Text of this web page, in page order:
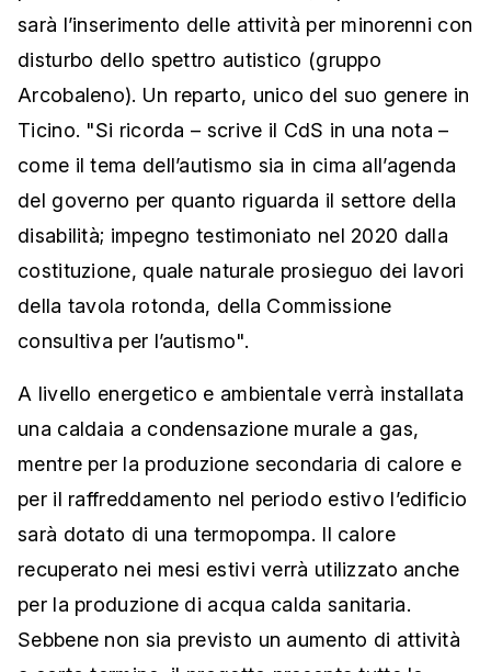
sarà l’inserimento delle attività per minorenni con
disturbo dello spettro autistico (gruppo
Arcobaleno). Un reparto, unico del suo genere in
Ticino. "Si ricorda – scrive il CdS in una nota –
come il tema dell’autismo sia in cima all’agenda
del governo per quanto riguarda il settore della
disabilità; impegno testimoniato nel 2020 dalla
costituzione, quale naturale prosieguo dei lavori
della tavola rotonda, della Commissione
consultiva per l’autismo".
A livello energetico e ambientale verrà installata
una caldaia a condensazione murale a gas,
mentre per la produzione secondaria di calore e
per il raffreddamento nel periodo estivo l’edificio
sarà dotato di una termopompa. Il calore
recuperato nei mesi estivi verrà utilizzato anche
per la produzione di acqua calda sanitaria.
Sebbene non sia previsto un aumento di attività